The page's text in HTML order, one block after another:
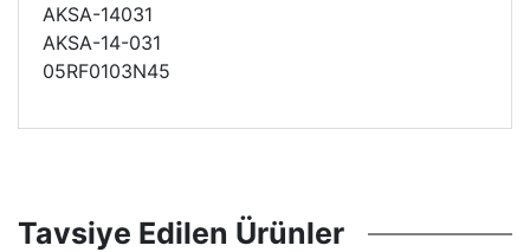
AKSA-14031
AKSA-14-031
05RF0103N45
Tavsiye Edilen Ürünler